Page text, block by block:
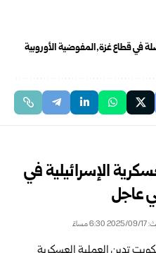
في قطاع غزة المفوضية الأوروبية
الإسرائيلية في
عاجل
مساءً